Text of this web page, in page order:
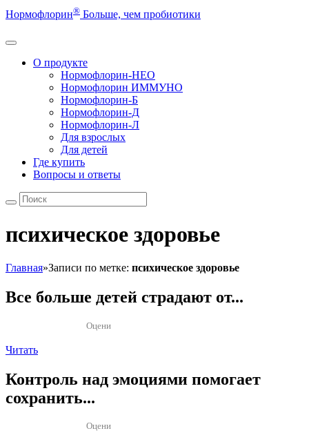
Нормофлорин® Больше, чем пробиотики
О продукте
Нормофлорин-НЕО
Нормофлорин ИММУНО
Нормофлорин-Б
Нормофлорин-Д
Нормофлорин-Л
Для взрослых
Для детей
Где купить
Вопросы и ответы
психическое здоровье
Главная»Записи по метке: психическое здоровье
Все больше детей страдают от...
Оцени
Читать
Контроль над эмоциями помогает
сохранить...
Оцени